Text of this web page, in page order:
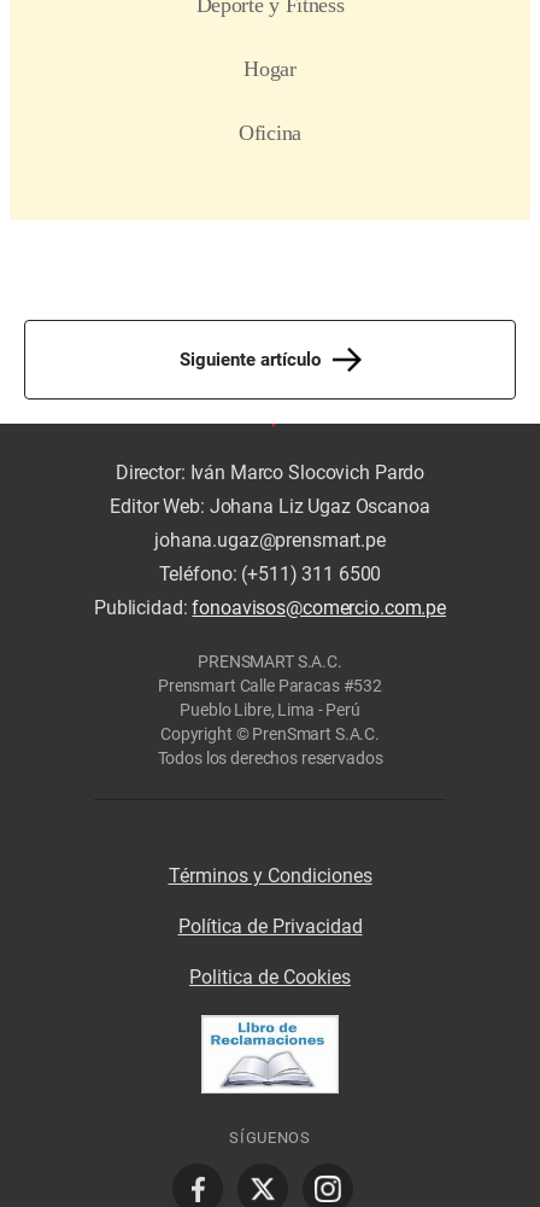
Siguiente artículo
Director: Iván Marco Slocovich Pardo
Editor Web: Johana Liz Ugaz Oscanoa
johana.ugaz@prensmart.pe
Teléfono: (+511) 311 6500
Publicidad:fonoavisos@comercio.com.pe
PRENSMART S.A.C.
Prensmart Calle Paracas #532
Pueblo Libre, Lima - Perú
Copyright © PrenSmart S.A.C.
Todos los derechos reservados
Términos y Condiciones
Política de Privacidad
Politica de Cookies
SÍGUENOS